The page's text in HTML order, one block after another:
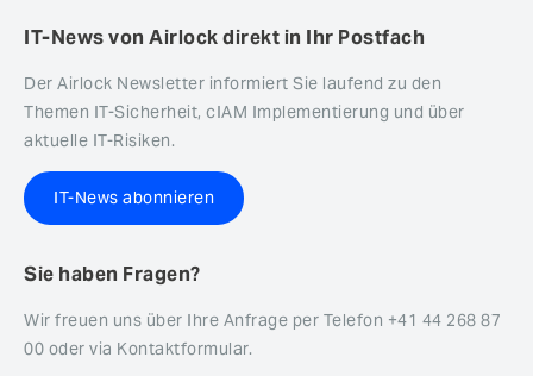
IT-News von Airlock direkt in Ihr Postfach
Der Airlock Newsletter informiert Sie laufend zu den
Themen IT-Sicherheit, cIAM Implementierung und über
aktuelle IT-Risiken.
IT-News abonnieren
Sie haben Fragen?
Wir freuen uns über Ihre Anfrage per Telefon +41 44 268 87
00 oder via Kontaktformular.